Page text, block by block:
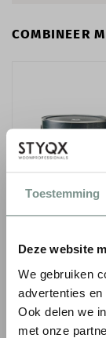
Toestemming
Deze website
We gebruiken
advertenties
Ook delen we
met onze
COMBINEER
LITER
€ 75,00
● Verzonden in 1-2
-